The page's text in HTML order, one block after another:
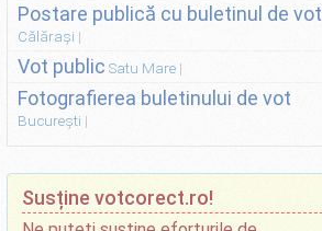
Postare publică cu buletinul de vot
Călărași
Vot public Satu Mare
Fotografierea buletinului de vot
București
Susține votcorect.ro!